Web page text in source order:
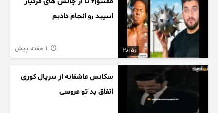
28:50
اسپید رو انجام دادیم
سکانس عاشقانه از سریال کوری
اتفاق بد تو عروسی